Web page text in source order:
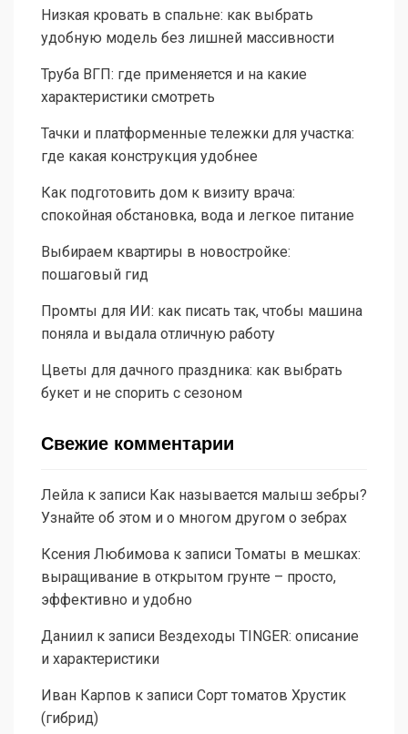
Низкая кровать в спальне: как выбрать
удобную модель без лишней массивности
Труба ВГП: где применяется и на какие
характеристики смотреть
Тачки и платформенные тележки для участка:
где какая конструкция удобнее
Как подготовить дом к визиту врача:
спокойная обстановка, вода и легкое питание
Выбираем квартиры в новостройке:
пошаговый гид
Промты для ИИ: как писать так, чтобы машина
поняла и выдала отличную работу
Цветы для дачного праздника: как выбрать
букет и не спорить с сезоном
Свежие комментарии
Лейла к записи Как называется малыш зебры?
Узнайте об этом и о многом другом о зебрах
Ксения Любимова к записи Томаты в мешках:
выращивание в открытом грунте – просто,
эффективно и удобно
Даниил к записи Вездеходы TINGER: описание
и характеристики
Иван Карпов к записи Сорт томатов Хрустик
(гибрид)